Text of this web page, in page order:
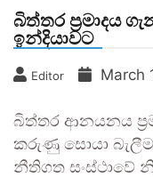
බිත්තර ප්‍රමාදය
ඉන්දියාවට
Editor March
බිත්තර ආනයනය
කරුණු සොයා
නීතිගත සංස්ථාවේ